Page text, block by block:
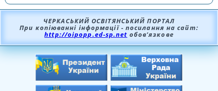
СТОРІНКИ
ЧЕРКАСЬКИЙ ОСВІТЯНСЬКИЙ ПОРТАЛ
При копіюванні інформації - посилання на сайт:
http://oipopp.ed-sp.net обов’язкове